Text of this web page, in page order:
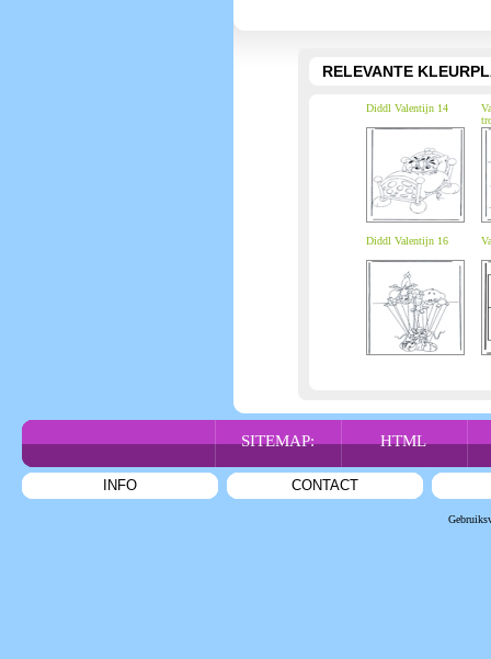
RELEVANTE
Diddl Valentijn 14
Diddl Valentijn 16
SITEMAP: HTML
INFO CONTACT